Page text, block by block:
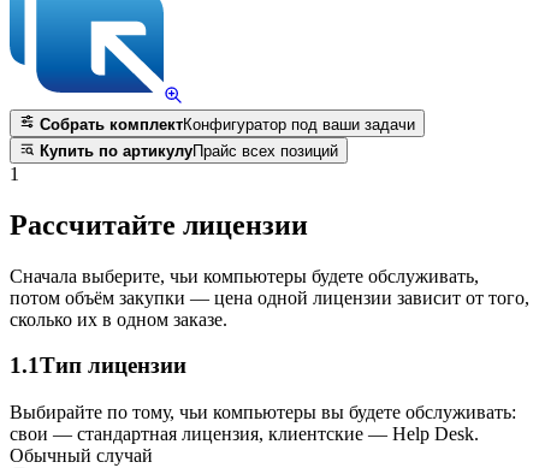
Собрать комплектКонфигуратор под ваши задачи
Купить по артикулуПрайс всех позиций
1
Рассчитайте лицензии
Сначала выберите, чьи компьютеры будете обслуживать,
потом объём закупки — цена одной лицензии зависит от того,
сколько их в одном заказе.
1.1Тип лицензии
Выбирайте по тому, чьи компьютеры вы будете обслуживать:
свои — стандартная лицензия, клиентские — Help Desk.
Обычный случай